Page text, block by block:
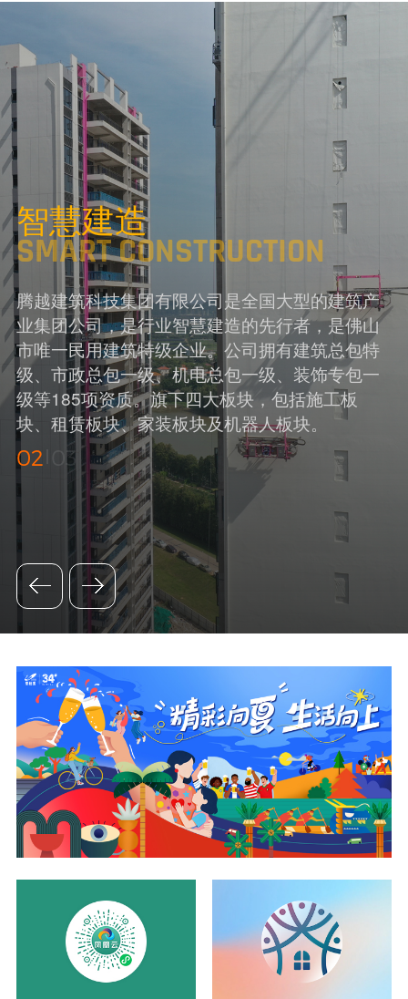
智慧建造
SMART CONSTRUCTION
腾越建筑科技集团有限公司是全国大型的建筑产
业集团公司，是行业智慧建造的先行者，是佛山
市唯一民用建筑特级企业。公司拥有建筑总包特
级、市政总包一级、机电总包一级、装饰专包一
级等185项资质。旗下四大板块，包括施工板
块、租赁板块、家装板块及机器人板块。
02 03